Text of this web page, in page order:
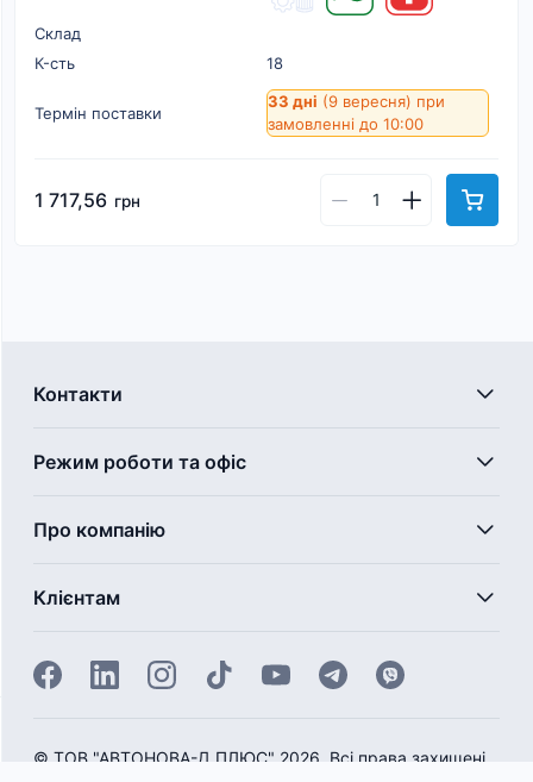
Склад
К-cть
18
Термін поставки
33 дні (9 вересня) при
замовленні до 10:00
1 717,56 грн
Контакти
Режим роботи та офіс
Про компанію
Клієнтам
© ТОВ "АВТОНОВА-Д ПЛЮС" 2026. Всі права захищені